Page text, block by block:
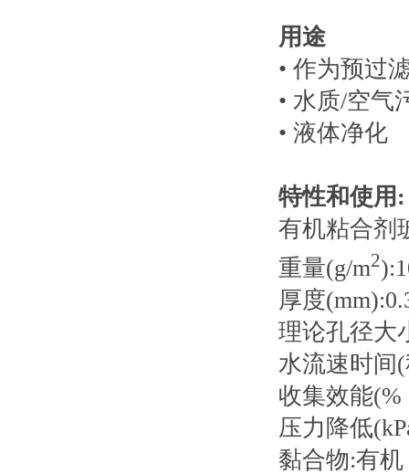
用途
• 作为预过
• 水质/空气
• 液体净化
特性和使用:
有机粘合剂
重量(g/m2
厚度
理论孔径大
水流速时间
收集效能(%
压力降低
黏合物:有机